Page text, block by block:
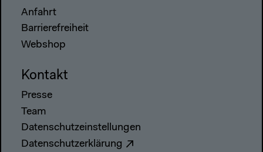
Anfahrt
Barrierefreiheit
Webshop
Kontakt
Presse
Team
Datenschutzeinstellungen
Datenschutzerklärung